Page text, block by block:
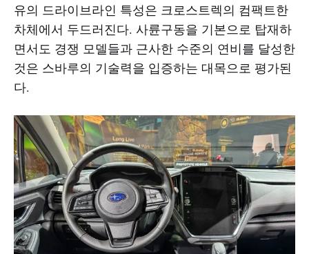
유의 드라이브라인 특성은 크로스트렉의 컴팩트한
차체에서 두드러진다. 사륜구동을 기본으로 탑재하
면서도 경쟁 모델들과 근사한 수준의 연비를 달성한
것은 스바루의 기술력을 입증하는 대목으로 평가된
다.